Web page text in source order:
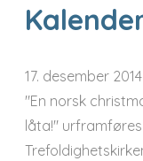
17. desember
"En norsk
låta!"